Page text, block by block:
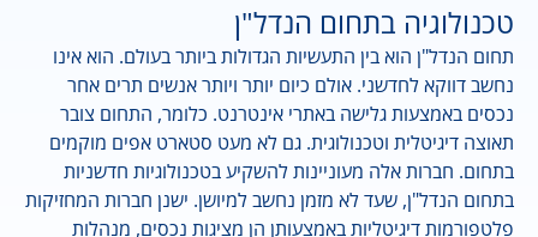
טכנולוגיה בתחום הנדל"ן
תחום הנדל"ן הוא בין התעשיות הגדולות ביותר בעולם. הוא אינו
נחשב דווקא לחדשני. אולם כיום יותר ויותר אנשים תרים אחר
נכסים באמצעות גלישה באתרי אינטרנט. כלומר, התחום צובר
תאוצה דיגיטלית וטכנולוגית. גם לא מעט סטארט אפים מוקמים
בתחום. חברות אלה מעוניינות להשקיע בטכנולוגיות חדשניות
בתחום הנדל"ן, שעד לא מזמן נחשב למיושן. ישנן חברות המחזיקות
פלטפורמות דיגיטליות באמצעותן הן מציגות נכסים, מנהלות